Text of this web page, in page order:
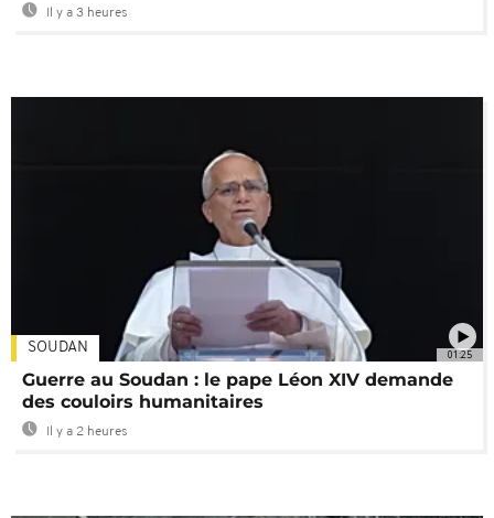
Il y a 3 heures
01:25
SOUDAN
Guerre au Soudan : le pape Léon XIV demande
des couloirs humanitaires
Il y a 2 heures